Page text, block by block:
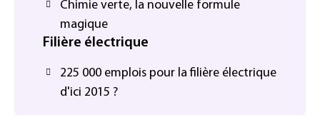
Chimie verte, la nouvelle formule
magique
Filière électrique
225 000 emplois pour la filière électrique
d'ici 2015 ?